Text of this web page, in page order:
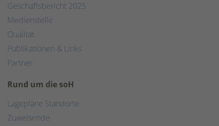
Geschäftsbericht 2025
Medienstelle
Qualität
Publikationen & Links
Partner
Rund um die soH
Lagepläne Standorte
Zuweisende